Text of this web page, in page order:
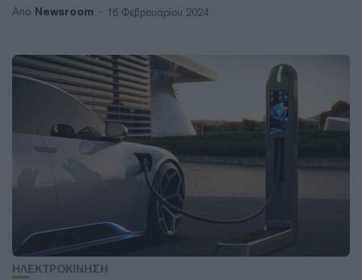
Από Newsroom 16 Φεβρουαρίου 2024
ΗΛΕΚΤΡΟΚΙΝΗΣΗ